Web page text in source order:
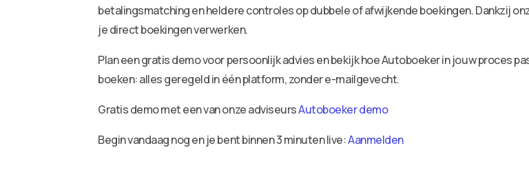
betalingsmatching en heldere controles op dubbele of afwijkende boekingen. Dankzij
je direct boekingen verwerken.
Plan een gratis demo voor persoonlijk advies en bekijk hoe Autoboeker in jouw proces
boeken: alles geregeld in één platform, zonder e-mailgevecht.
Gratis demo met een van onze adviseursAutoboeker demo
Begin vandaag nog en je bent binnen 3 minuten live:Aanmelden